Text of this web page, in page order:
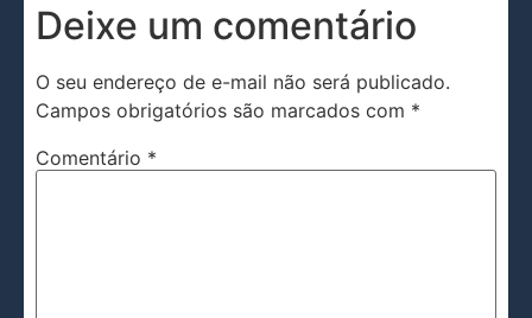
Deixe um comentário
O seu endereço de e-mail não será publicado.
Campos obrigatórios são marcados com *
Comentário *